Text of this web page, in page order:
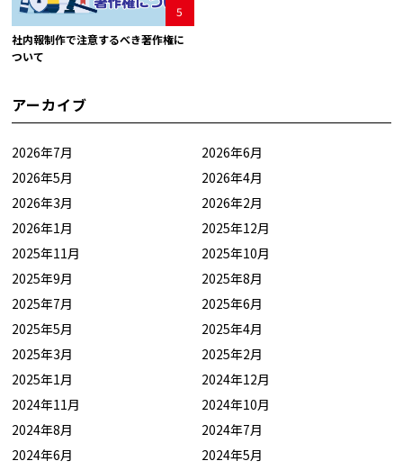
5
社内報制作で注意するべき著作権に
ついて
アーカイブ
2026年7月
2026年6月
2026年5月
2026年4月
2026年3月
2026年2月
2026年1月
2025年12月
2025年11月
2025年10月
2025年9月
2025年8月
2025年7月
2025年6月
2025年5月
2025年4月
2025年3月
2025年2月
2025年1月
2024年12月
2024年11月
2024年10月
2024年8月
2024年7月
2024年6月
2024年5月